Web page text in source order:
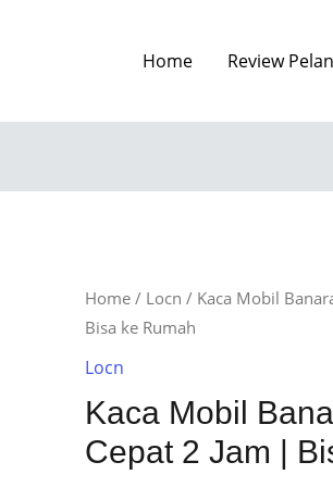
Home Review
Home / Locn / Kaca Mobil
Bisa ke Rumah
Locn
Kaca Mobil
Cepat 2 Jam |